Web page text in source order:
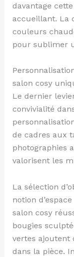
davantage
accueillant. La
couleurs
pour sublimer
salon cosy
Le dernier
convivialité
de cadres aux
photographies
valorisent les
La sélection
notion
salon cosy
bougies
vertes ajoutent
dans la pièce.